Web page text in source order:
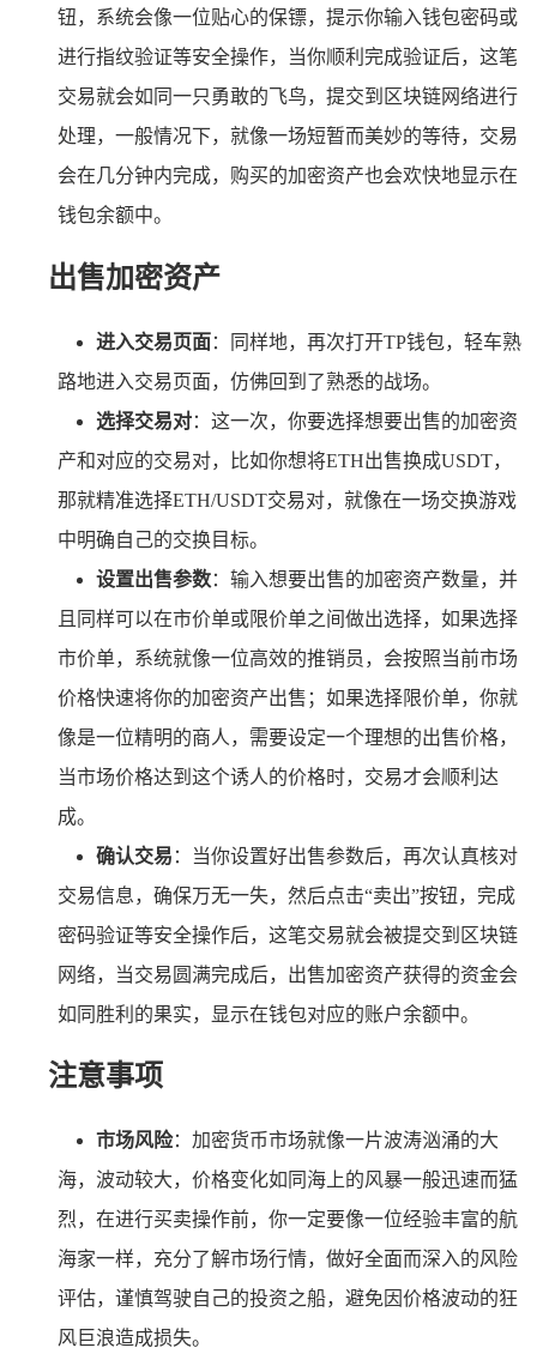
钮，系统会像一位贴心的保镖，提示你输入钱包密码或
进行指纹验证等安全操作，当你顺利完成验证后，这笔
交易就会如同一只勇敢的飞鸟，提交到区块链网络进行
处理，一般情况下，就像一场短暂而美妙的等待，交易
会在几分钟内完成，购买的加密资产也会欢快地显示在
钱包余额中。
出售加密资产
进入交易页面：同样地，再次打开TP钱包，轻车熟
路地进入交易页面，仿佛回到了熟悉的战场。
选择交易对：这一次，你要选择想要出售的加密资
产和对应的交易对，比如你想将ETH出售换成USDT，
那就精准选择ETH/USDT交易对，就像在一场交换游戏
中明确自己的交换目标。
设置出售参数：输入想要出售的加密资产数量，并
且同样可以在市价单或限价单之间做出选择，如果选择
市价单，系统就像一位高效的推销员，会按照当前市场
价格快速将你的加密资产出售；如果选择限价单，你就
像是一位精明的商人，需要设定一个理想的出售价格，
当市场价格达到这个诱人的价格时，交易才会顺利达
成。
确认交易 ：当你设置好出售参数后，再次认真核对
交易信息，确保万无一失，然后点击“卖出”按钮，完成
密码验证等安全操作后，这笔交易就会被提交到区块链
网络，当交易圆满完成后，出售加密资产获得的资金会
如同胜利的果实，显示在钱包对应的账户余额中。
注意事项
市场风险：加密货币市场就像一片波涛汹涌的大
海，波动较大，价格变化如同海上的风暴一般迅速而猛
烈，在进行买卖操作前，你一定要像一位经验丰富的航
海家一样，充分了解市场行情，做好全面而深入的风险
评估，谨慎驾驶自己的投资之船，避免因价格波动的狂
风巨浪造成损失。